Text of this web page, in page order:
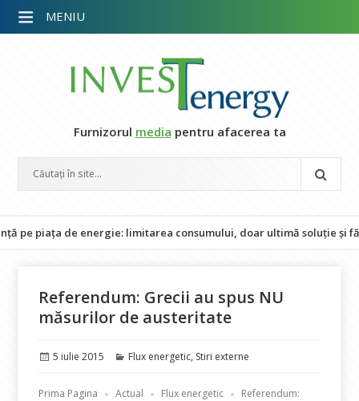
Furnizorul media pentru afacerea ta
de energie: limitarea consumului, doar ultimă soluție și fără
Referendum: Grecii au spus NU
măsurilor de austeritate
Publicat
5 iulie 2015 Categorii
Flux energetic, Stiri externe
Prima Pagina Actual Flux energetic
Referendum:
MENIU